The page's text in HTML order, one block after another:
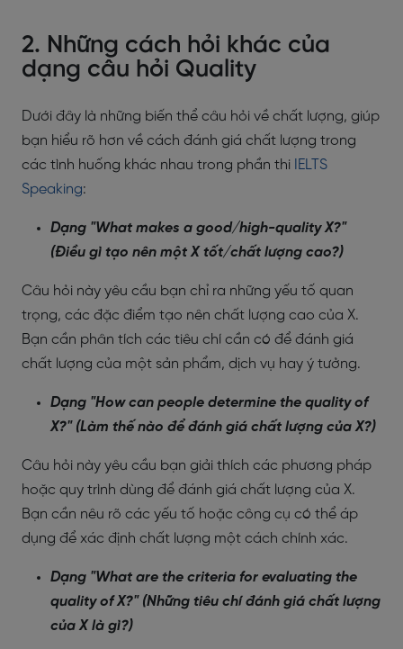
2. Những cách hỏi khác của
dạng câu hỏi Quality
Dưới đây là những biến thể câu hỏi về chất lượng, giúp
bạn hiểu rõ hơn về cách đánh giá chất lượng trong
các tình huống khác nhau trong phần thi
IELTS
Speaking:
Dạng "What makes a good/high-quality X?"
(Điều gì tạo nên một X tốt/chất lượng cao?)
Câu hỏi này yêu cầu bạn chỉ ra những yếu tố quan
trọng, các đặc điểm tạo nên chất lượng cao của X.
Bạn cần phân tích các tiêu chí cần có để đánh giá
chất lượng của một sản phẩm, dịch vụ hay ý tưởng.
Dạng "How can people determine the quality of
X?" (Làm thế nào để đánh giá chất lượng của X?)
Câu hỏi này yêu cầu bạn giải thích các phương pháp
hoặc quy trình dùng để đánh giá chất lượng của X.
Bạn cần nêu rõ các yếu tố hoặc công cụ có thể áp
dụng để xác định chất lượng một cách chính xác.
Dạng "What are the criteria for evaluating the
quality of X?" (Những tiêu chí đánh giá chất lượng
của X là gì?)